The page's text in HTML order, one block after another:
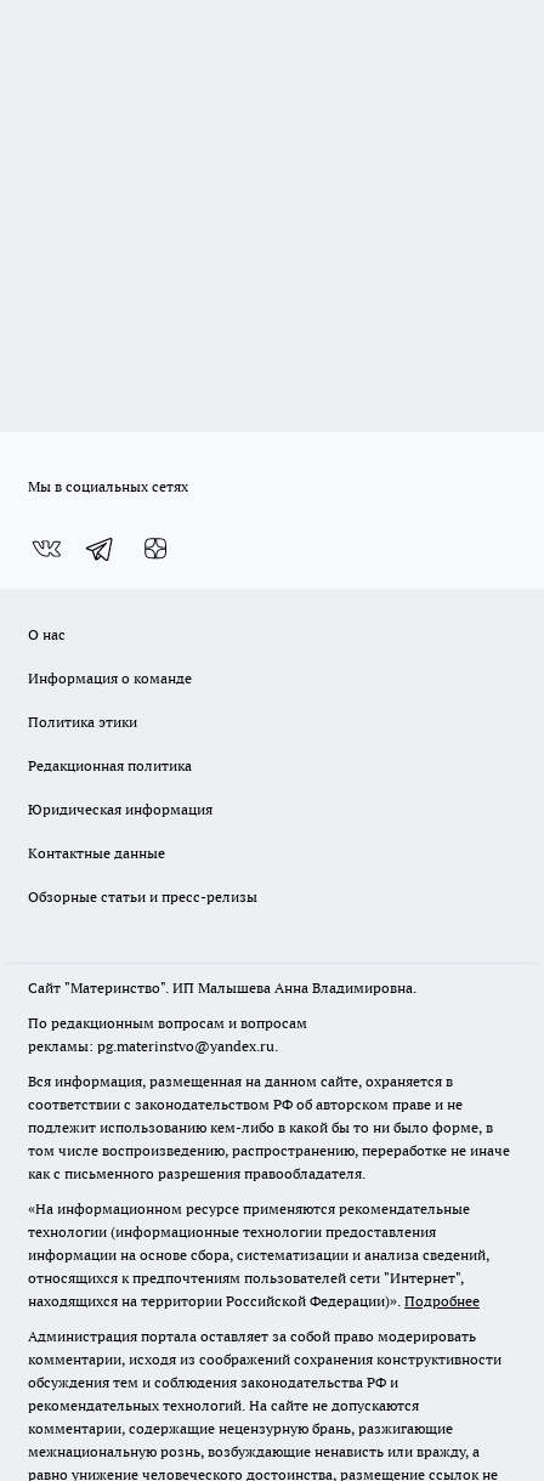
Мы в социальных сетях
О нас
Информация о команде
Политика этики
Редакционная политика
Юридическая информация
Контактные данные
Обзорные статьи и пресс-релизы
Сайт "Материнство". ИП Малышева Анна Владимировна.
По редакционным вопросам и вопросам
рекламы: pg.materinstvo@yandex.ru.
Вся информация, размещенная на данном сайте, охраняется в
соответствии с законодательством РФ об авторском праве и не
подлежит использованию кем-либо в какой бы то ни было форме, в
том числе воспроизведению, распространению, переработке не иначе
как с письменного разрешения правообладателя.
«На информационном ресурсе применяются рекомендательные
технологии (информационные технологии предоставления
информации на основе сбора, систематизации и анализа сведений,
относящихся к предпочтениям пользователей сети "Интернет",
находящихся на территории Российской Федерации)». Подробнее
Администрация портала оставляет за собой право модерировать
комментарии, исходя из соображений сохранения конструктивности
обсуждения тем и соблюдения законодательства РФ и
рекомендательных технологий. На сайте не допускаются
комментарии, содержащие нецензурную брань, разжигающие
межнациональную рознь, возбуждающие ненависть или вражду, а
равно унижение человеческого достоинства, размещение ссылок не